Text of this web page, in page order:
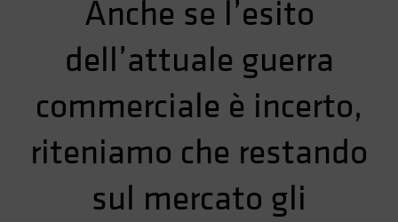
Anche se l’esito
dell’attuale guerra
commerciale è incerto,
riteniamo che restando
sul mercato gli